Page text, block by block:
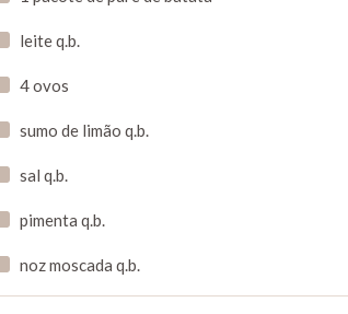
leite q.b.
4 ovos
sumo de limão q.b.
sal q.b.
pimenta q.b.
noz moscada q.b.